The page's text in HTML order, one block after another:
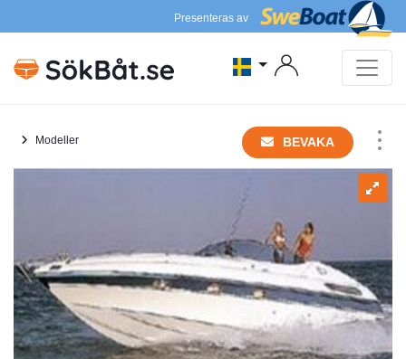
Presenteras av
Modeller BEVAKA